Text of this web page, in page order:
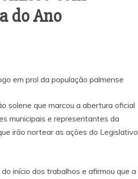
do Ano
em prol da população palmense
solene que marcou a abertura oficial
municipais e representantes da
irão nortear as ações do Legislativo
início dos trabalhos e afirmou que a